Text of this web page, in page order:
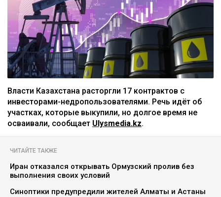
Власти Казахстана расторгли 17 контрактов с
инвесторами-недропользователями. Речь идёт об
участках, которые выкупили, но долгое время не
осваивали, сообщает Ulysmedia.kz.
ЧИТАЙТЕ ТАКЖЕ
Иран отказался открывать Ормузский пролив без
выполнения своих условий
Синоптики предупредили жителей Алматы и Астаны